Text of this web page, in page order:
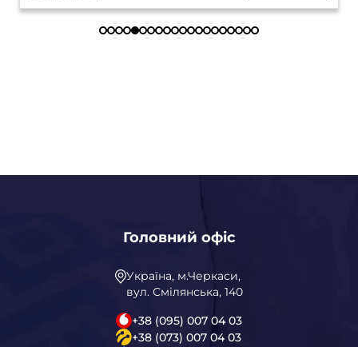
Головний офіс
Україна, м.Черкаси,
вул. Смілянська, 140
+38 (095) 007 04 03
+38 (073) 007 04 03